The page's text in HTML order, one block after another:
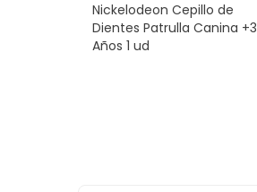
Nickelodeon Cepillo de
Dientes Patrulla Canina +3
Años 1 ud